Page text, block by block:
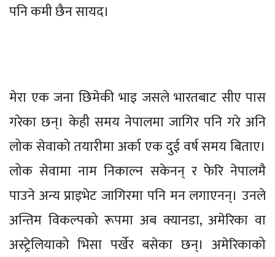
पनि कमी छैन सायद।
मेरा एक जना छिमेकी भाइ जसले भारतबाट सीए पास
गरेका छन्। केही समय नेपालमा जागिर पनि गरे अनि
लोक सेवाको तयारीमा अर्का एक दुई वर्ष समय बिताए।
लोक सेवामा नाम निकाल्न सकेनन् र फेरि नेपालमै
पाउने अन्य प्राइभेट जागिरमा पनि मन लगाएनन्। उनले
अन्तिम विकल्पको रूपमा अब क्यानडा, अमेरिका वा
अस्ट्रेलियाको भिसा पर्खेर बसेका छन्। अमेरिकाको